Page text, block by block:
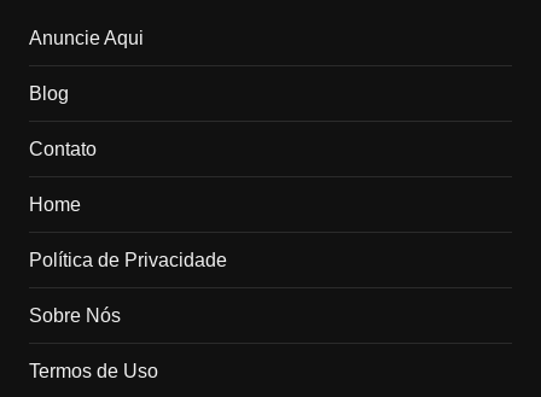
Anuncie Aqui
Blog
Contato
Home
Política de Privacidade
Sobre Nós
Termos de Uso